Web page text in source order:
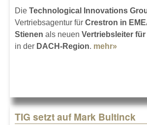
Die Technological Innovations
Vertriebsagentur für Crestron in
Stienen als neuen Vertriebsleiter
in der DACH-Region. mehr»
TIG setzt auf Mark Bultinck